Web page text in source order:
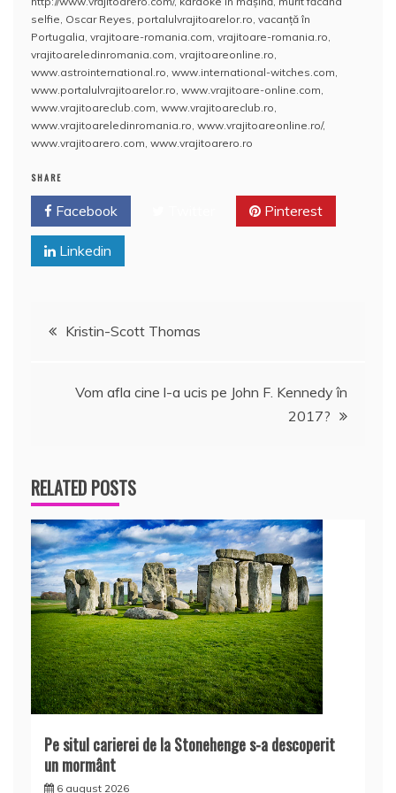
e
b
o
o
k
er l
s
A
p
p
e
st
aj
e
a
z
ă
selfie, Oscar Reyes, portalulvrajitoarelor.ro, vacanţă în
Portugalia, vrajitoare-romania.com, vrajitoare-romania.ro,
vrajitoareledinromania.com, vrajitoareonline.ro,
www.astrointernational.ro, www.international-witches.com,
www.portalulvrajitoarelor.ro, www.vrajitoare-online.com,
www.vrajitoareclub.com, www.vrajitoareclub.ro,
www.vrajitoareledinromania.ro, www.vrajitoareonline.ro/,
www.vrajitoarero.com, www.vrajitoarero.ro
SHARE
Facebook Pinterest
Linkedin
Navigare
Kristin-Scott Thomas
Vom afla cine l-a ucis pe John F. Kennedy în
2017?
RELATED POSTS
Pe situl carierei de la Stonehenge s-a descoperit
un mormânt
6 august 2026